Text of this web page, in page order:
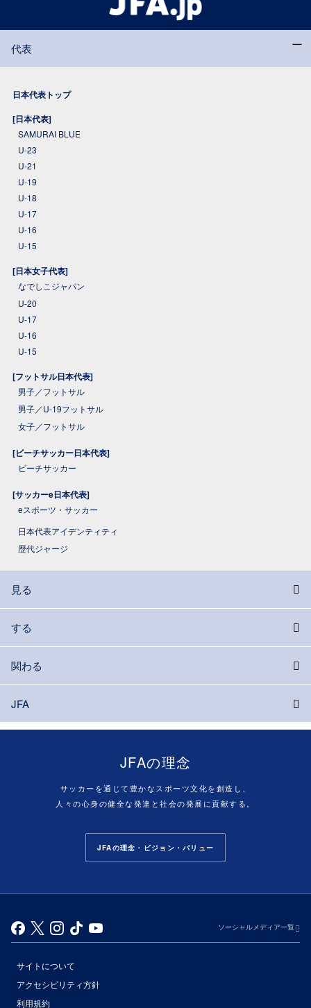
代表
日本代表トップ
[日本代表]
SAMURAI BLUE
U-23
U-21
U-19
U-18
U-17
U-16
U-15
[日本女子代表]
なでしこジャパン
U-20
U-17
U-16
U-15
[フットサル日本代表]
男子／フットサル
男子／U-19フットサル
女子／フットサル
[ビーチサッカー日本代表]
ビーチサッカー
[サッカーe日本代表]
eスポーツ・サッカー
日本代表アイデンティティ
歴代ジャージ
見る
する
関わる
JFA
JFAの理念
サッカーを通じて豊かなスポーツ文化を創造し、
人々の心身の健全な発達と社会の発展に貢献する。
JFAの理念・ビジョン・バリュー
ソーシャルメディア一覧
サイトについて
アクセシビリティ方針
利用規約